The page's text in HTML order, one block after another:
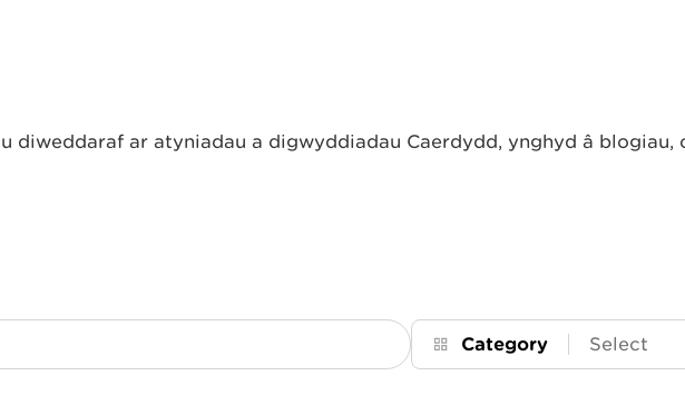
diweddaraf ar atyniadau a digwyddiadau Caerdydd, ynghyd â blogiau,
Category